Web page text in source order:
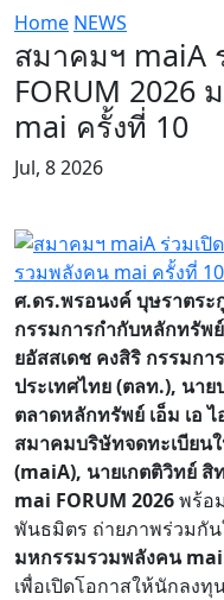
Home NEWS
สมาคมฯ maiA
FORUM 2026
mai ครั้งที่ 10
Jul, 8 2026
ศ.ดร.พรอนงค์ บุษราตร
กรรมการกำกับหลักทรัพ
ยอัสสเดช คงสิริ กรรมก
ประเทศไทย (ตลท.), นาย
ตลาดหลักทรัพย์ เอ็ม เอ
สมาคมบริษัทจดทะเบียน
(maiA), นายเกตติวิทย์
mai FORUM 2026พร้อ
พันธมิตร ถ่ายภาพร่วมกัน
มหกรรมรวมพลังคน mai
เพื่อเปิดโอกาสให้นักลง